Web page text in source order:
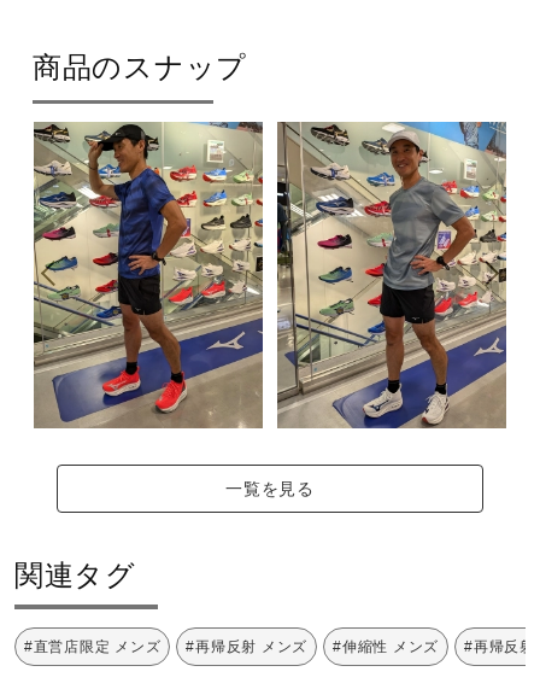
商品のスナップ
一覧を見る
関連タグ
#直営店限定 メンズ #再帰反射 メンズ #伸縮性 メンズ #再帰反射